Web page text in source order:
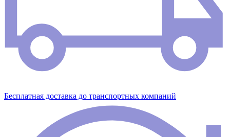
Бесплатная доставка до транспортных компаний